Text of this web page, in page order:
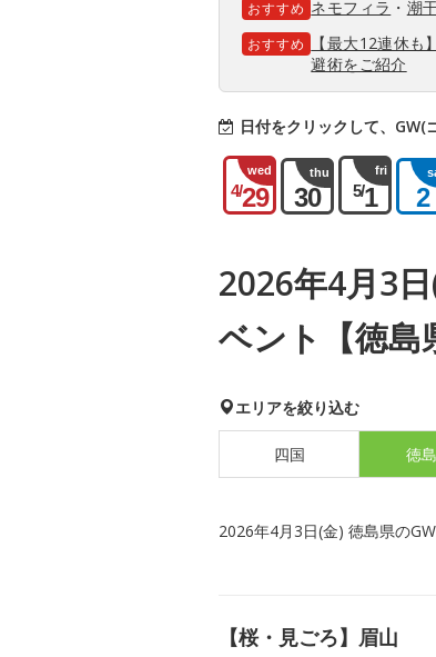
おすすめ ネモフィラ ・ 潮
おすすめ
【最大12連休
避術をご紹介
日付をクリックして、GW(
wed
4/29
thu
30
fri
5/1 2
2026年4月3
ベント【徳島
エリアを絞り込む
四国 徳
2026年4月3日(金) 徳島県の
【桜・見ごろ】眉山